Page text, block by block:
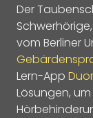
Der
vom Berliner
Lern-App
Lösungen,